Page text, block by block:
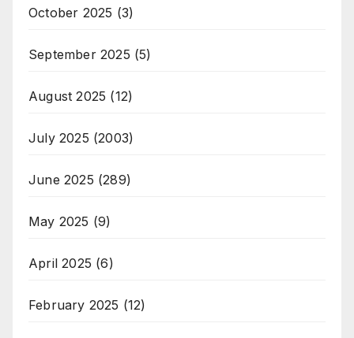
October 2025 (3)
September 2025 (5)
August 2025 (12)
July 2025 (2003)
June 2025 (289)
May 2025 (9)
April 2025 (6)
February 2025 (12)